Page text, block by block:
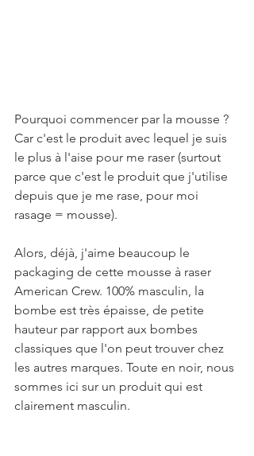
Pourquoi commencer par la mousse ?
Car c'est le produit avec lequel je suis
le plus à l'aise pour me raser (surtout
parce que c'est le produit que j'utilise
depuis que je me rase, pour moi
rasage = mousse).
Alors, déjà, j'aime beaucoup le
packaging de cette mousse à raser
American Crew. 100% masculin, la
bombe est très épaisse, de petite
hauteur par rapport aux bombes
classiques que l'on peut trouver chez
les autres marques. Toute en noir, nous
sommes ici sur un produit qui est
clairement masculin.